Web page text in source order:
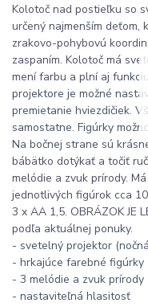
Kolotoč nad postieľku so
určený najmenším deťom,
zrakovo-pohybovú
zaspaním. Kolotoč má
mení farbu a plní aj
projektore je možné
premietanie hviezdičiek.
samostatne. Figúrky
Na bočnej strane sú
bábätko dotýkať a točiť
melódie a zvuk prírody.
jednotlivých figúrok cca
3 x AA 1,5. OBRÁZOK JE
podľa aktuálnej ponuky.
- svetelný projektor
- hrkajúce farebné figúrky
- 3 melódie a zvuk prírody
- nastaviteľná hlasitosť